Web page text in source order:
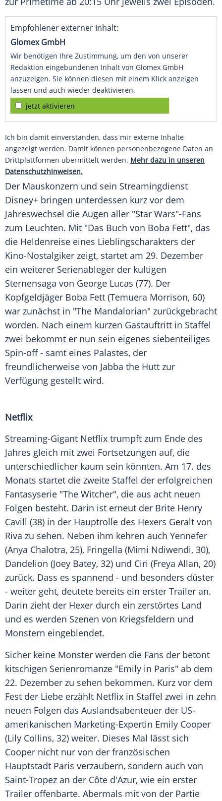
Empfohlener externer Inhalt:
Glomex GmbH
Wir benötigen Ihre Zustimmung, um den von unserer
Redaktion eingebundenen Inhalt von Glomex GmbH
anzuzeigen. Sie können diesen mit einem Klick anzeigen
lassen und auch wieder deaktivieren.
jetzt aktivieren
Ich bin damit einverstanden, dass mir externe Inhalte
angezeigt werden. Damit können personenbezogene Daten an
Drittplattformen übermittelt werden. Mehr dazu in unseren
Datenschutzhinweisen.
Der Mauskonzern und sein Streamingdienst
Disney+ bringen unterdessen kurz vor dem
Jahreswechsel die Augen aller "Star Wars"-Fans
zum Leuchten. Mit "Das Buch von Boba Fett", das
die Heldenreise eines Lieblingscharakters der
Kino-Nostalgiker zeigt, startet am 29. Dezember
ein weiterer Serienableger der kultigen
Sternensaga von George Lucas (77). Der
Kopfgeldjäger Boba Fett (Temuera Morrison, 60)
war zunächst in "The Mandalorian" zurückgebracht
worden. Nach einem kurzen Gastauftritt in Staffel
zwei bekommt er nun sein eigenes siebenteiliges
Spin-off - samt eines Palastes, der
freundlicherweise von Jabba the Hutt zur
Verfügung gestellt wird.
Netflix
Streaming-Gigant Netflix trumpft zum Ende des
Jahres gleich mit zwei Fortsetzungen auf, die
unterschiedlicher kaum sein könnten. Am 17. des
Monats startet die zweite Staffel der erfolgreichen
Fantasyserie "The Witcher", die aus acht neuen
Folgen besteht. Darin ist erneut der Brite Henry
Cavill (38) in der Hauptrolle des Hexers Geralt von
Riva zu sehen. Neben ihm kehren auch Yennefer
(Anya Chalotra, 25), Fringella (Mimi Ndiwendi, 30),
Dandelion (Joey Batey, 32) und Ciri (Freya Allan, 20)
zurück. Dass es spannend - und besonders düster
- weiter geht, deutete bereits ein erster Trailer an.
Darin zieht der Hexer durch ein zerstörtes Land
und es werden Szenen von Kriegsfeldern und
Monstern eingeblendet.
Sicher keine Monster werden die Fans der betont
kitschigen Serienromanze "Emily in Paris" ab dem
22. Dezember zu sehen bekommen. Kurz vor dem
Fest der Liebe erzählt Netflix in Staffel zwei in zehn
neuen Folgen das Auslandsabenteuer der US-
amerikanischen Marketing-Expertin Emily Cooper
(Lily Collins, 32) weiter. Dieses Mal lässt sich
Cooper nicht nur von der französischen
Hauptstadt Paris verzaubern, sondern auch von
Saint-Tropez an der Côte d'Azur, wie ein erster
Trailer offenbarte. Abermals mit von der Partie